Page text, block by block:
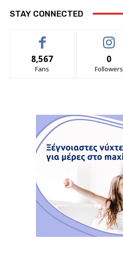
STAY CONNECTED
8,567
Fans
0
Followers